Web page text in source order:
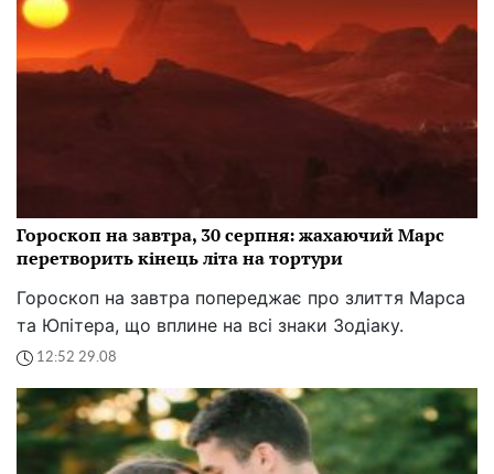
Гороскоп на завтра, 30 серпня: жахаючий Марс
перетворить кінець літа на тортури
Гороскоп на завтра попереджає про злиття Марса
та Юпітера, що вплине на всі знаки Зодіаку.
12:52 29.08